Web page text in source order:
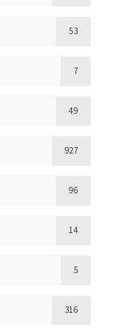
53
7
49
927
96
14
5
316